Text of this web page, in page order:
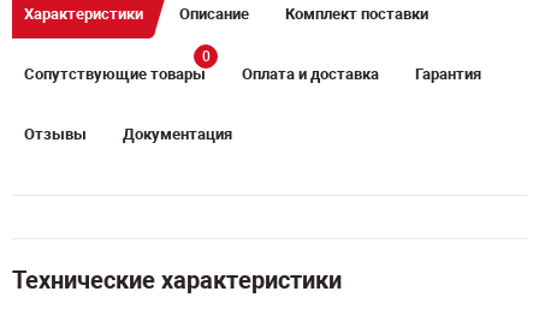
Характеристики Описание Комплект поставки
Сопутствующие товары
0
Оплата и доставка Гарантия
Отзывы Документация
Технические характеристики